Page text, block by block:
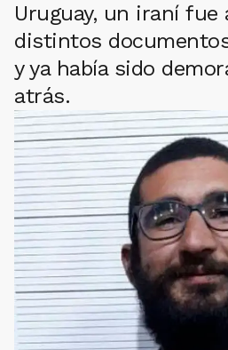
Uruguay, un iraní fue
distintos
y ya había sido
atrás.